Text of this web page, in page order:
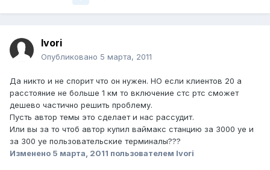
Ivori
Опубликовано 5 марта, 2011
Да никто и не спорит что он нужен. НО если клиентов 20 а
расстояние не больше 1 км то включение стс ртс сможет
дешево частично решить проблему.
Пусть автор темы это сделает и нас рассудит.
Или вы за то чтоб автор купил ваймакс станцию за 3000 уе и
за 300 уе пользовательские терминалы???
Изменено 5 марта, 2011 пользователем Ivori